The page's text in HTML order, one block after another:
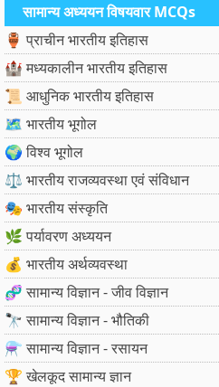
सामान्य अध्ययन विषयवार MCQs
🏺 प्राचीन भारतीय इतिहास
🏰 मध्यकालीन भारतीय इतिहास
📜 आधुनिक भारतीय इतिहास
🗺️ भारतीय भूगोल
🌍 विश्व भूगोल
⚖️ भारतीय राजव्यवस्था एवं संविधान
🎭 भारतीय संस्कृति
🌿 पर्यावरण अध्ययन
💰 भारतीय अर्थव्यवस्था
🧬 सामान्य विज्ञान - जीव विज्ञान
🔭 सामान्य विज्ञान - भौतिकी
⚗️ सामान्य विज्ञान - रसायन
🏆 खेलकूद सामान्य ज्ञान